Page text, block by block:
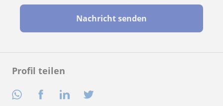
Profil teilen
Nachricht senden